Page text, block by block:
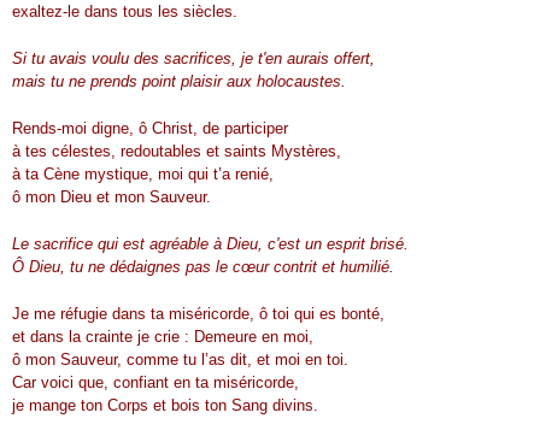
exaltez-le dans tous les siècles.
Si tu avais voulu des sacrifices, je t'en aurais offert,
mais tu ne prends point plaisir aux holocaustes.
Rends-moi digne, ô Christ, de participer
à tes célestes, redoutables et saints Mystères,
à ta Cène mystique, moi qui t’a renié,
ô mon Dieu et mon Sauveur.
Le sacrifice qui est agréable à Dieu, c'est un esprit brisé.
Ô Dieu, tu ne dédaignes pas le cœur contrit et humilié.
Je me réfugie dans ta miséricorde, ô toi qui es bonté,
et dans la crainte je crie : Demeure en moi,
ô mon Sauveur, comme tu l’as dit, et moi en toi.
Car voici que, confiant en ta miséricorde,
je mange ton Corps et bois ton Sang divins.